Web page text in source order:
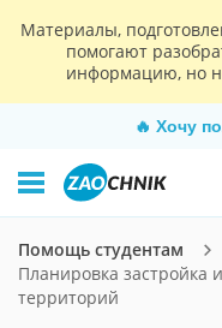
Материалы,
помогают
информацию, но
🔥 Хочу
Помощь студентам
Планировка застройка
территорий